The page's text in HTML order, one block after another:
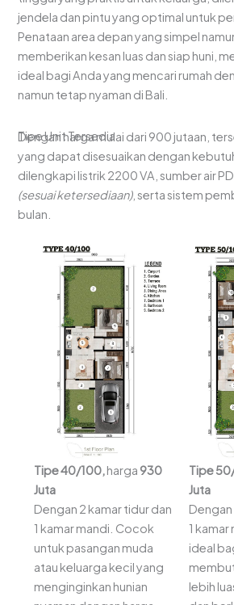
jendela dan pintu yang optimal untuk
Penataan area depan yang simpel
memberikan kesan luas dan siap huni,
ideal bagi Anda yang mencari rumah
namun tetap nyaman di Bali.
Tipe Unit Tersedia
Dengan harga mulai dari 900 jutaan,
yang dapat disesuaikan dengan
dilengkapi listrik 2200 VA, sumber air
(sesuai ketersediaan), serta sistem
bulan.
Tipe 40/100,harga 930
Juta
Dengan 2 kamar tidur dan
1 kamar mandi. Cocok
untuk pasangan muda
atau keluarga kecil yang
menginginkan hunian
Tipe
Juta
1 kamar
ideal
lebih